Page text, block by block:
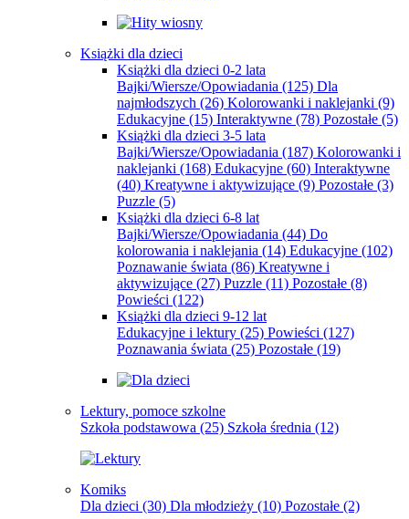
Książki dla dzieci
Książki dla dzieci 0-2 lata
Bajki/Wiersze/Opowiadania (125) Dla
najmłodszych (26) Kolorowanki i naklejanki (9)
Edukacyjne (15) Interaktywne (78) Pozostałe (5)
Książki dla dzieci 3-5 lata
Bajki/Wiersze/Opowiadania (187) Kolorowanki i
naklejanki (168) Edukacyjne (60) Interaktywne
(40) Kreatywne i aktywizujące (9) Pozostałe (3)
Puzzle (5)
Książki dla dzieci 6-8 lat
Bajki/Wiersze/Opowiadania (44) Do
kolorowania i naklejania (14) Edukacyjne (102)
Poznawanie świata (86) Kreatywne i
aktywizujące (27) Puzzle (11) Pozostałe (8)
Powieści (122)
Książki dla dzieci 9-12 lat
Edukacyjne i lektury (25) Powieści (127)
Poznawania świata (25) Pozostałe (19)
Lektury, pomoce szkolne
Szkoła podstawowa (25) Szkoła średnia (12)
Komiks
Dla dzieci (30) Dla młodzieży (10) Pozostałe (2)